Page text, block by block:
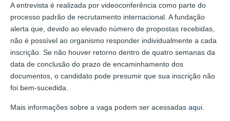
A entrevista é realizada por videoconferência como parte do
processo padrão de recrutamento internacional. A fundação
alerta que, devido ao elevado número de propostas recebidas,
não é possível ao organismo responder individualmente a cada
inscrição. Se não houver retorno dentro de quatro semanas da
data de conclusão do prazo de encaminhamento dos
documentos, o candidato pode presumir que sua inscrição não
foi bem-sucedida.
Mais informações sobre a vaga podem ser acessadas aqui